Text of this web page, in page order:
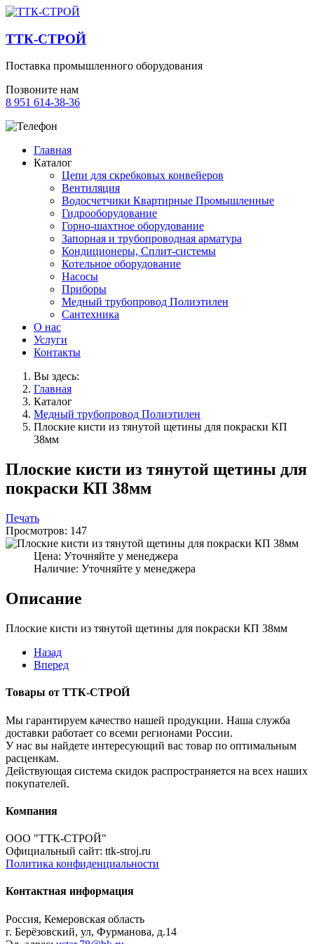
ТТК-СТРОЙ
Поставка промышленного оборудования
Позвоните нам
8 951 614-38-36
Главная
Каталог
Цепи для скребковых конвейеров
Вентиляция
Водосчетчики Квартирные Промышленные
Гидрооборудование
Горно-шахтное оборудование
Запорная и трубопроводная арматура
Кондиционеры, Сплит-системы
Котельное оборудование
Насосы
Приборы
Медный трубопровод Полиэтилен
Сантехника
О нас
Услуги
Контакты
Вы здесь:
Главная
Каталог
Медный трубопровод Полиэтилен
Плоские кисти из тянутой щетины для покраски КП
38мм
Плоские кисти из тянутой щетины для
покраски КП 38мм
Печать
Просмотров: 147
Цена: Уточняйте у менеджера
Наличие: Уточняйте у менеджера
Описание
Плоские кисти из тянутой щетины для покраски КП 38мм
Назад
Вперед
Товары от ТТК-СТРОЙ
Мы гарантируем качество нашей продукции. Наша служба
доставки работает со всеми регионами России.
У нас вы найдете интересующий вас товар по оптимальным
расценкам.
Действующая система скидок распространяется на всех наших
покупателей.
Компания
ООО "ТТК-СТРОЙ"
Официальный сайт: ttk-stroj.ru
Политика конфиденциальности
Контактная информация
Россия, Кемеровская область
г. Берёзовский, ул, Фурманова, д.14